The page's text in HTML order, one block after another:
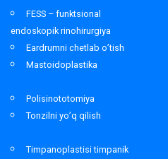
FESS – funktsional
endoskopik rinohirurgiya
Eardrumni chetlab o’tish
Mastoidoplastika
Polisinototomiya
Tonzilni yo’q qilish
Timpanoplastisi timpanik